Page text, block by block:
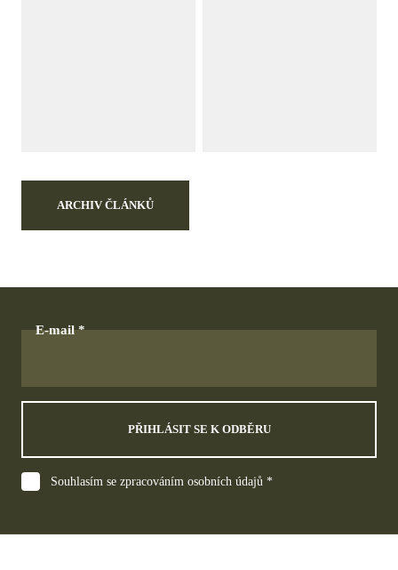
ARCHIV ČLÁNKŮ
E-mail
PŘIHLÁSIT SE K ODBĚRU
Souhlasím se zpracováním osobních údajů *